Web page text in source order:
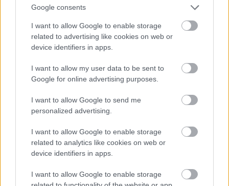
Google consents
I want to allow Google to enable storage
related to advertising like cookies on web or
device identifiers in apps.
I want to allow my user data to be sent to
Google for online advertising purposes.
I want to allow Google to send me
personalized advertising.
I want to allow Google to enable storage
related to analytics like cookies on web or
device identifiers in apps.
I want to allow Google to enable storage
Jön még kép!